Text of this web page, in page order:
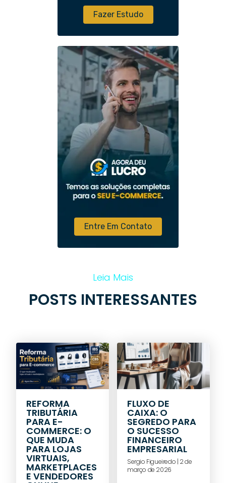
Fazer Estudo
Entre Em Contato
Leia Mais
POSTS INTERESSANTES
REFORMA
TRIBUTÁRIA
PARA E-
COMMERCE: O
QUE MUDA
PARA LOJAS
VIRTUAIS,
MARKETPLACES
E VENDEDORES
FLUXO DE
CAIXA: O
SEGREDO PARA
O SUCESSO
FINANCEIRO
EMPRESARIAL
Sergio Figueiredo 2 de
março de 2026